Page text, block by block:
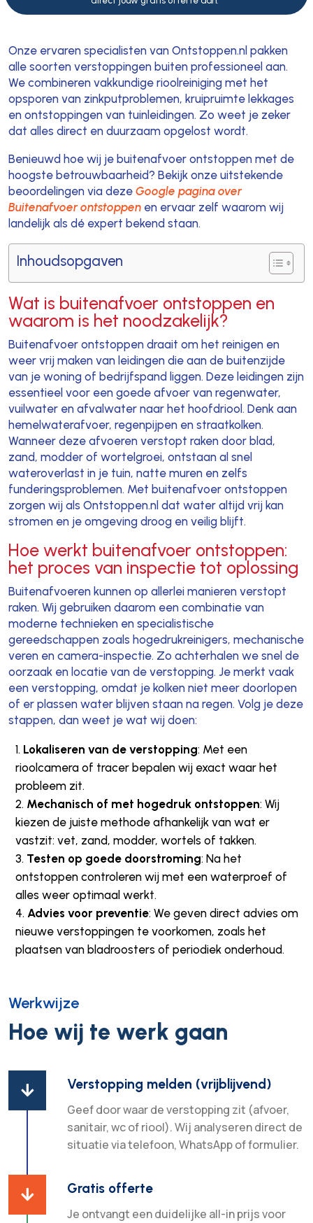
Onze ervaren specialisten van Ontstoppen.nl pakken
alle soorten verstoppingen buiten professioneel aan.
We combineren vakkundige rioolreiniging met het
opsporen van zinkputproblemen, kruipruimte lekkages
en ontstoppingen van tuinleidingen. Zo weet je zeker
dat alles direct en duurzaam opgelost wordt.
Benieuwd hoe wij je buitenafvoer ontstoppen met de
hoogste betrouwbaarheid? Bekijk onze uitstekende
beoordelingen via deze Google pagina over
Buitenafvoer ontstoppenen ervaar zelf waarom wij
landelijk als dé expert bekend staan.
Inhoudsopgaven
Wat is buitenafvoer ontstoppen en
waarom is het noodzakelijk?
Buitenafvoer ontstoppen draait om het reinigen en
weer vrij maken van leidingen die aan de buitenzijde
van je woning of bedrijfspand liggen. Deze leidingen zijn
essentieel voor een goede afvoer van regenwater,
vuilwater en afvalwater naar het hoofdriool. Denk aan
hemelwaterafvoer, regenpijpen en straatkolken.
Wanneer deze afvoeren verstopt raken door blad,
zand, modder of wortelgroei, ontstaan al snel
wateroverlast in je tuin, natte muren en zelfs
funderingsproblemen. Met buitenafvoer ontstoppen
zorgen wij als Ontstoppen.nl dat water altijd vrij kan
stromen en je omgeving droog en veilig blijft.
Hoe werkt buitenafvoer ontstoppen:
het proces van inspectie tot oplossing
Buitenafvoeren kunnen op allerlei manieren verstopt
raken. Wij gebruiken daarom een combinatie van
moderne technieken en specialistische
gereedschappen zoals hogedrukreinigers, mechanische
veren en camera-inspectie. Zo achterhalen we snel de
oorzaak en locatie van de verstopping. Je merkt vaak
een verstopping, omdat je kolken niet meer doorlopen
of er plassen water blijven staan na regen. Volg je deze
stappen, dan weet je wat wij doen:
Lokaliseren van de verstopping: Met een
rioolcamera of tracer bepalen wij exact waar het
probleem zit.
Mechanisch of met hogedruk ontstoppen: Wij
kiezen de juiste methode afhankelijk van wat er
vastzit: vet, zand, modder, wortels of takken.
Testen op goede doorstroming: Na het
ontstoppen controleren wij met een waterproef of
alles weer optimaal werkt.
Advies voor preventie: We geven direct advies om
nieuwe verstoppingen te voorkomen, zoals het
plaatsen van bladroosters of periodiek onderhoud.
Werkwijze
Hoe wij te werk gaan
 Verstopping melden (vrijblijvend)
Geef door waar de verstopping zit (afvoer,
sanitair, wc of riool). Wij analyseren direct de
situatie via telefoon, WhatsApp of formulier.
 Gratis offerte
Je ontvangt een duidelijke all-in prijs voor